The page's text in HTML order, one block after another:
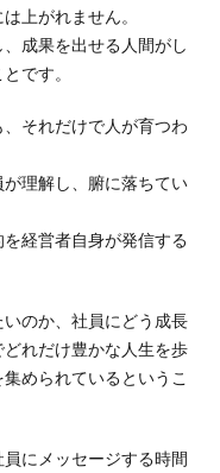
上がれません。
成果を出せる人間がし
です。
それだけで人が育つわ
理解し、腑に落ちてい
経営者自身が発信する
のか、社員にどう成長
れだけ豊かな人生を歩
められているというこ
にメッセージする時間